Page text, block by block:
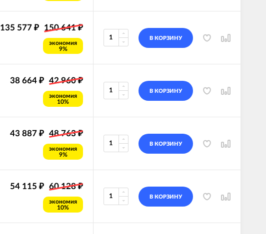
135 577 ₽ 150 641₽
экономия
9%
В КОРЗИНУ
38 664 ₽ 42 960₽
экономия
10%
В КОРЗИНУ
43 887 ₽ 48 763₽
экономия
9%
В КОРЗИНУ
54 115 ₽ 60 128₽
экономия
10%
В КОРЗИНУ